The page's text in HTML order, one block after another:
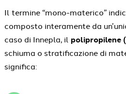
Il termine “mono-materico”
composto interamente da
caso di Innepla, il polipropilene
schiuma o stratificazione di
significa: